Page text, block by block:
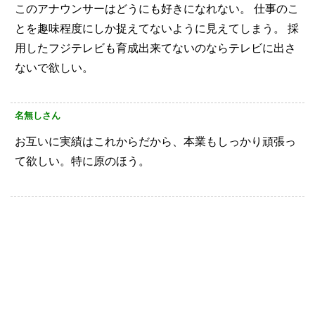
このアナウンサーはどうにも好きになれない。
仕事のこ
とを趣味程度にしか捉えてないように見えてしまう。
採
用したフジテレビも育成出来てないのならテレビに出さ
ないで欲しい。
名無しさん
お互いに実績はこれからだから、本業もしっかり頑張っ
て欲しい。特に原のほう。